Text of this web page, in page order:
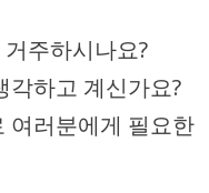
거주하시나요?
각하고 계신가요?
여러분에게 필요한